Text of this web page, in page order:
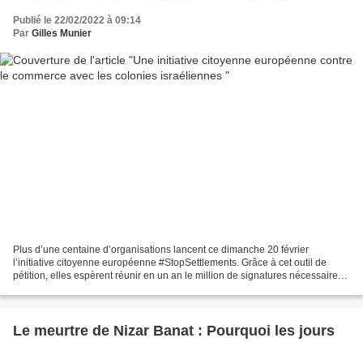
Publié le 22/02/2022 à 09:14
Par Gilles Munier
Plus d’une centaine d’organisations lancent ce dimanche 20 février
l’initiative citoyenne européenne #StopSettlements. Grâce à cet outil de
pétition, elles espèrent réunir en un an le million de signatures nécessaires
Le meurtre de Nizar Banat : Pourquoi les jours